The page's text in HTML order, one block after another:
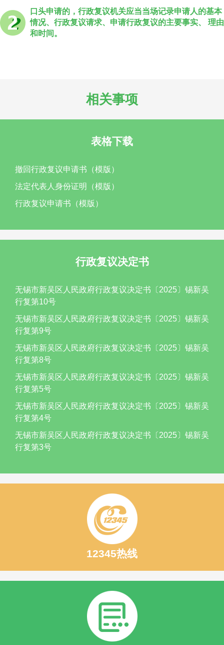
口头申请的，行政复议机关应当当场记录申请人的基本
情况、行政复议请求、申请行政复议的主要事实、 理由
和时间。
相关事项
表格下载
撤回行政复议申请书（模版）
法定代表人身份证明（模版）
行政复议申请书（模版）
行政复议决定书
无锡市新吴区人民政府行政复议决定书〔2025〕锡新吴
行复第10号
无锡市新吴区人民政府行政复议决定书〔2025〕锡新吴
行复第9号
无锡市新吴区人民政府行政复议决定书〔2025〕锡新吴
行复第8号
无锡市新吴区人民政府行政复议决定书〔2025〕锡新吴
行复第5号
无锡市新吴区人民政府行政复议决定书〔2025〕锡新吴
行复第4号
无锡市新吴区人民政府行政复议决定书〔2025〕锡新吴
行复第3号
12345热线